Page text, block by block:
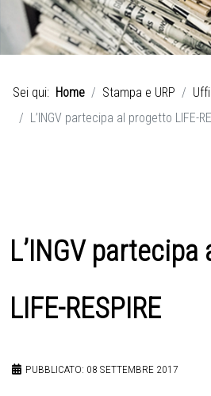
Sei qui: Home Stampa e URP
L’INGV partecipa al progetto LIFE-
L’INGV
LIFE-RESPIRE
PUBBLICATO: 08 SETTEMBRE 2017